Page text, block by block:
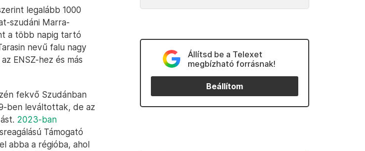
legalább 1000
szudáni Marra-
a több napig tartó
nevű falu nagy
ENSZ-hez és más
fekvő Szudánban
ben leváltottak, de az
2023-ban
Támogató
abba a régióba, ahol
Állítsd be a Telexet
megbízható forrásnak!
Beállítom